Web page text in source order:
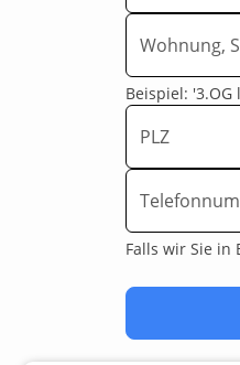
Wohnung,
Beispiel: '3.OG
PLZ
Falls wir Sie in